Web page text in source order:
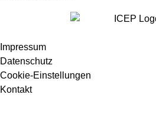
Impressum
Datenschutz
Cookie-Einstellungen
Kontakt